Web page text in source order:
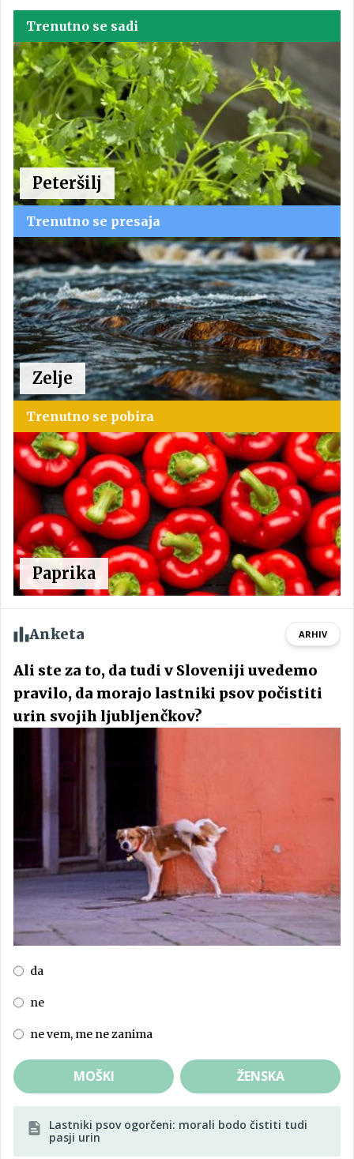
Trenutno se sadi
Peteršilj
Trenutno se presaja
Zelje
Trenutno se pobira
Paprika
Anketa ARHIV
Ali ste za to, da tudi v Sloveniji uvedemo
pravilo, da morajo lastniki psov počistiti
urin svojih ljubljenčkov?
da
ne
ne vem, me ne zanima
MOŠKI ŽENSKA
Lastniki psov ogorčeni: morali bodo čistiti tudi
pasji urin